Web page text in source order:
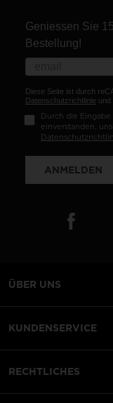
Geniessen Sie
Bestellung!
Diese Seite ist durch
Datenschutzrichtlinie und
Durch die
einverstanden,
ANMELDEN
ÜBER UNS
KUNDENSERVICE
RECHTLICHES